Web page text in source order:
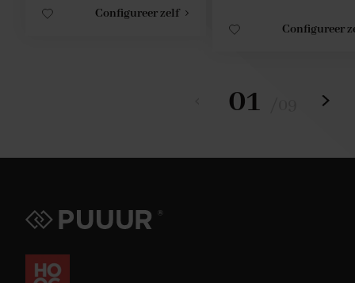
Configureer zelf
Configureer
01